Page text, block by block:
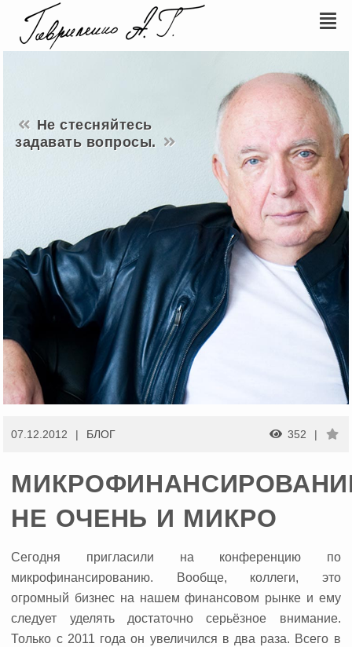
Не стесняйтесь
задавать вопросы.
07.12.2012 БЛОГ 352
НЕ ОЧЕНЬ И МИКРО
Сегодня пригласили на конференцию по
микрофинансированию. Вообще, коллеги, это
огромный бизнес на нашем финансовом рынке и ему
следует уделять достаточно серьёзное внимание.
Только с 2011 года он увеличился в два раза. Всего в